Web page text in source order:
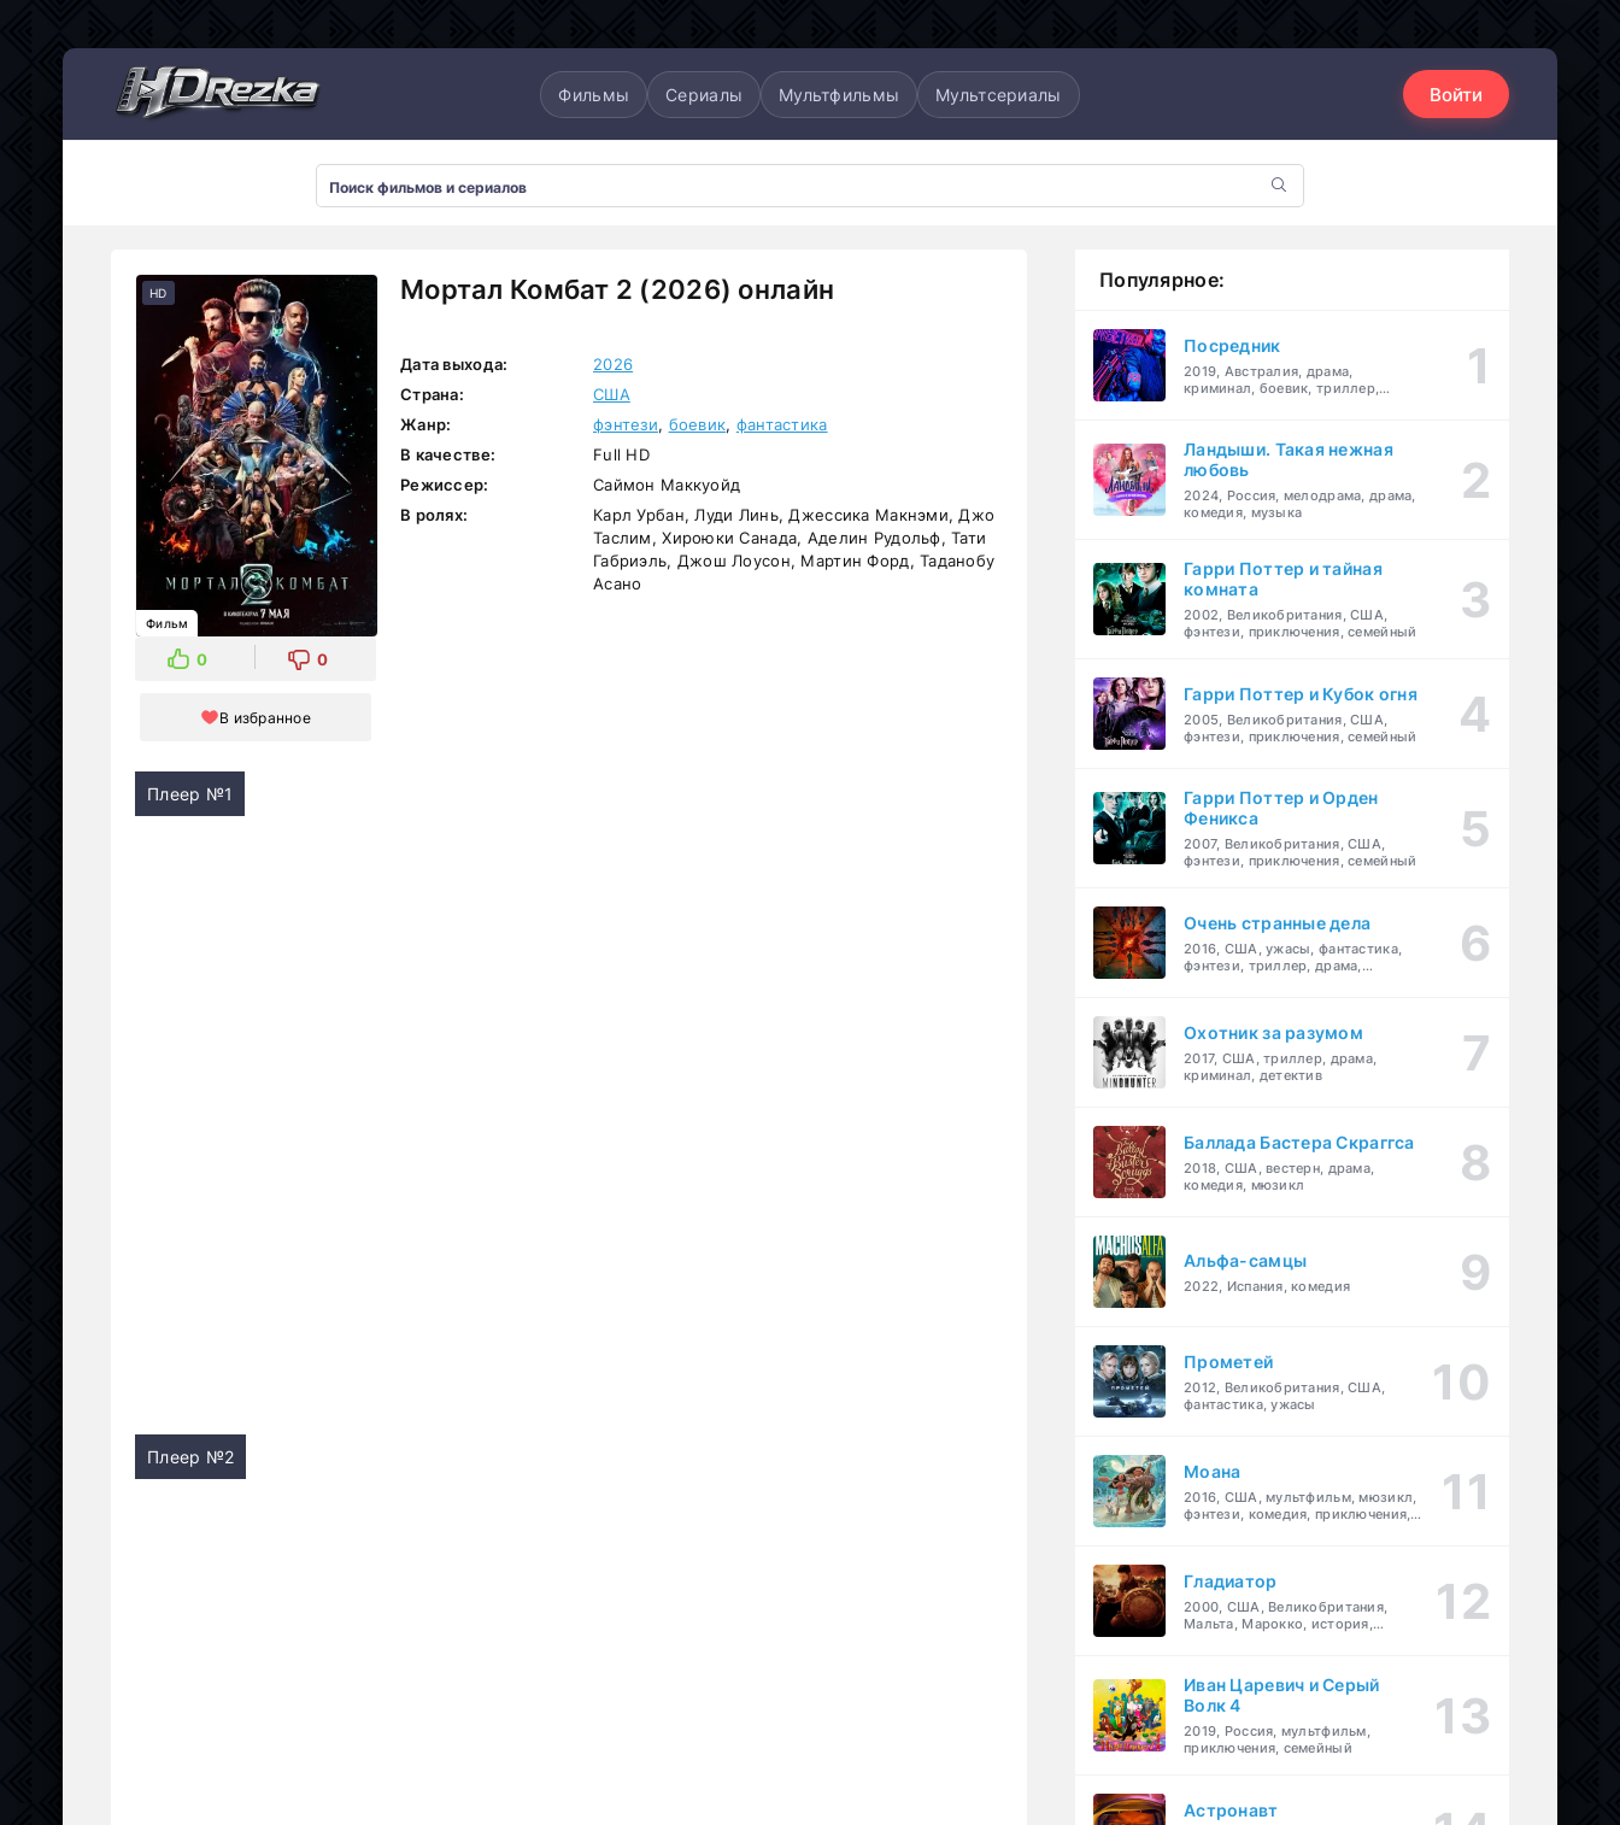
Фильмы Сериалы Мультфильмы Мультсериалы Войти
Мортал Комбат 2 (2026) онлайн
HD
Фильм
0 0
В избранное
Дата выхода:
2026
Страна:
США
Жанр:
фэнтези, боевик, фантастика
В качестве:
Full HD
Режиссер:
Саймон Маккуойд
В ролях:
Карл Урбан, Луди Линь, Джессика Макнэми, Джо
Таслим, Хироюки Санада, Аделин Рудольф, Тати
Габриэль, Джош Лоусон, Мартин Форд, Таданобу
Асано
Плеер №1
Плеер №2
Популярное:
Посредник
2019, Австралия, драма,
криминал, боевик, триллер,
Ландыши. Такая нежная
любовь
2024, Россия, мелодрама, драма,
комедия, музыка
Гарри Поттер и тайная
комната
2002, Великобритания, США,
фэнтези, приключения, семейный
Гарри Поттер и Кубок огня
2005, Великобритания, США,
фэнтези, приключения, семейный
Гарри Поттер и Орден
Феникса
2007, Великобритания, США,
фэнтези, приключения, семейный
Очень странные дела
2016, США, ужасы, фантастика,
фэнтези, триллер, драма,
Охотник за разумом
2017, США, триллер, драма,
криминал, детектив
Баллада Бастера Скраггса
2018, США, вестерн, драма,
комедия, мюзикл
Альфа-самцы
2022, Испания, комедия
Прометей
2012, Великобритания, США,
фантастика, ужасы
Моана
2016, США, мультфильм, мюзикл,
фэнтези, комедия, приключения,
Гладиатор
2000, США, Великобритания,
Мальта, Марокко, история,
Иван Царевич и Серый
Волк 4
2019, Россия, мультфильм,
приключения, семейный
Астронавт
Мультсериалы